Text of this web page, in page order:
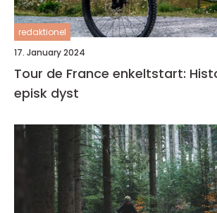
redaktionel
17. January 2024
Tour de France enkeltstart:
episk dyst